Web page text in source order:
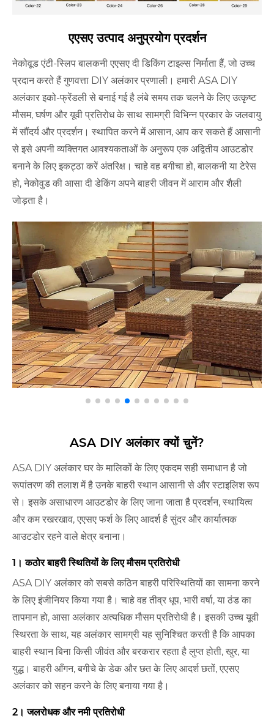
एएसए उत्पाद अनुप्रयोग प्रदर्शन
नेकोवूड एंटी-स्लिप बालकनी एएसए दी डिकिंग टाइल्स निर्माता हैं, जो उच्च
प्रदान करते हैं गुणवत्ता DIY अलंकार प्रणाली। हमारी ASA DIY
अलंकार इको-फ्रेंडली से बनाई गई है लंबे समय तक चलने के लिए उत्कृष्ट
मौसम, घर्षण और यूवी प्रतिरोध के साथ सामग्री विभिन्न प्रकार के जलवायु
में सौंदर्य और प्रदर्शन। स्थापित करने में आसान, आप कर सकते हैं आसानी
से इसे अपनी व्यक्तिगत आवश्यकताओं के अनुरूप एक अद्वितीय आउटडोर
बनाने के लिए इकट्ठा करें अंतरिक्ष। चाहे वह बगीचा हो, बालकनी या टेरेस
हो, नेकोवुड की आसा दी डेकिंग अपने बाहरी जीवन में आराम और शैली
जोड़ता है।
ASA DIY अलंकार क्यों चुनें?
ASA DIY अलंकार घर के मालिकों के लिए एकदम सही समाधान है जो
रूपांतरण की तलाश में है उनके बाहरी स्थान आसानी से और स्टाइलिश रूप
से। इसके असाधारण आउटडोर के लिए जाना जाता है प्रदर्शन, स्थायित्व
और कम रखरखाव, एएसए फर्श के लिए आदर्श है सुंदर और कार्यात्मक
आउटडोर रहने वाले क्षेत्र बनाना।
1। कठोर बाहरी स्थितियों के लिए मौसम प्रतिरोधी
ASA DIY अलंकार को सबसे कठिन बाहरी परिस्थितियों का सामना करने
के लिए इंजीनियर किया गया है। चाहे वह तीव्र धूप, भारी वर्षा, या ठंड का
तापमान हो, आसा अलंकार अत्यधिक मौसम प्रतिरोधी है। इसकी उच्च यूवी
स्थिरता के साथ, यह अलंकार सामग्री यह सुनिश्चित करती है कि आपका
बाहरी स्थान बिना किसी जीवंत और बरकरार रहता है लुप्त होती, खुर, या
युद्ध। बाहरी आँगन, बगीचे के डेक और छत के लिए आदर्श छतों, एएसए
अलंकार को सहन करने के लिए बनाया गया है।
2। जलरोधक और नमी प्रतिरोधी